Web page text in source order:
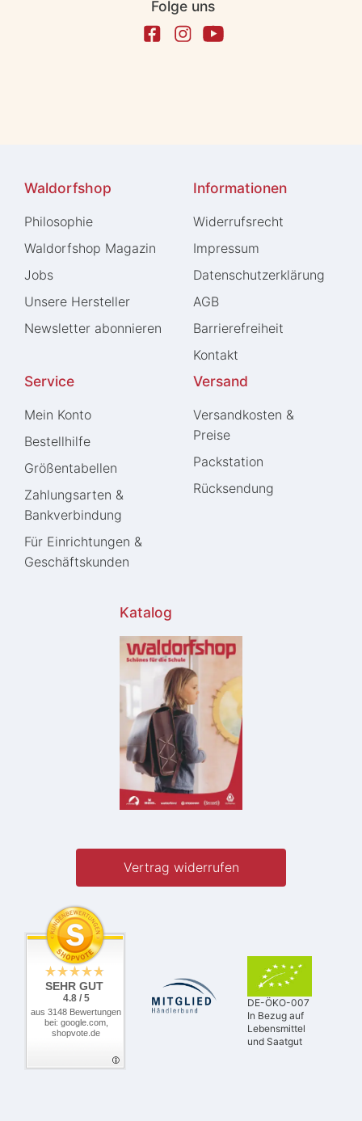
Folge uns
Waldorfshop
Philosophie
Waldorfshop Magazin
Jobs
Unsere Hersteller
Newsletter abonnieren
Informationen
Widerrufs­recht
Impressum
Daten­schutz­erklärung
AGB
Barrierefreiheit
Kontakt
Service
Mein Konto
Bestellhilfe
Größentabellen
Zahlungsarten &
Bankverbindung
Für Einrichtungen &
Geschäftskunden
Versand
Versandkosten &
Preise
Packstation
Rücksendung
Katalog
Vertrag widerrufen
SEHR GUT
4.8 / 5
aus 3148 Bewertungen
bei: google.com,
shopvote.de
DE-ÖKO-007
In Bezug auf
Lebensmittel
und Saatgut